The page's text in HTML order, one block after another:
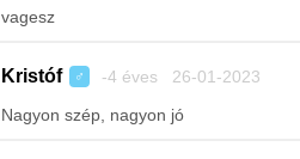
vagesz
Kristóf ♂ -4 éves 26-01-2023
Nagyon szép, nagyon jó